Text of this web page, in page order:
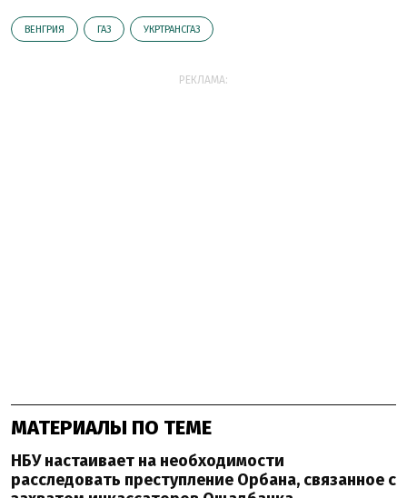
ВЕНГРИЯ ГАЗ УКРТРАНСГАЗ
РЕКЛАМА:
МАТЕРИАЛЫ ПО ТЕМЕ
НБУ настаивает на необходимости
расследовать преступление Орбана, связанное с